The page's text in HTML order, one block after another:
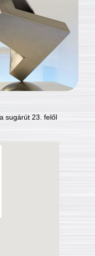
sugárút 23. felől